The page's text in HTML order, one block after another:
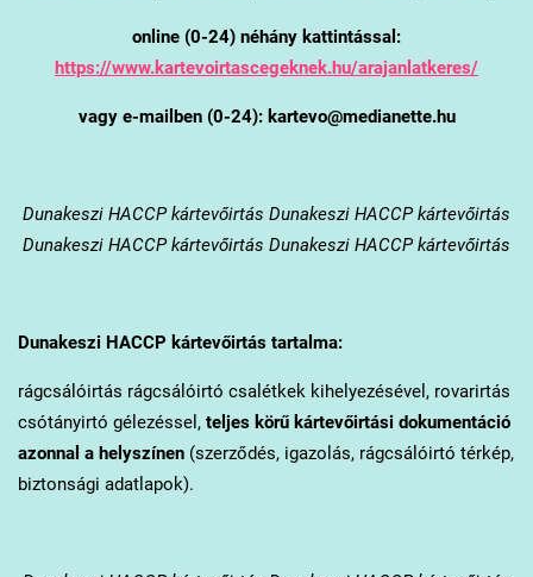
online (0-24) néhány kattintással:
https://www.kartevoirtascegeknek.hu/arajanlatkeres/
vagy e-mailben (0-24): kartevo@medianette.hu
Dunakeszi HACCP kártevőirtás Dunakeszi HACCP kártevőirtás
Dunakeszi HACCP kártevőirtás Dunakeszi HACCP kártevőirtás
Dunakeszi HACCP kártevőirtás tartalma:
rágcsálóirtás rágcsálóirtó csalétkek kihelyezésével, rovarirtás
csótányirtó gélezéssel, teljes körű kártevőirtási dokumentáció
azonnal a helyszínen(szerződés, igazolás, rágcsálóirtó térkép,
biztonsági adatlapok).